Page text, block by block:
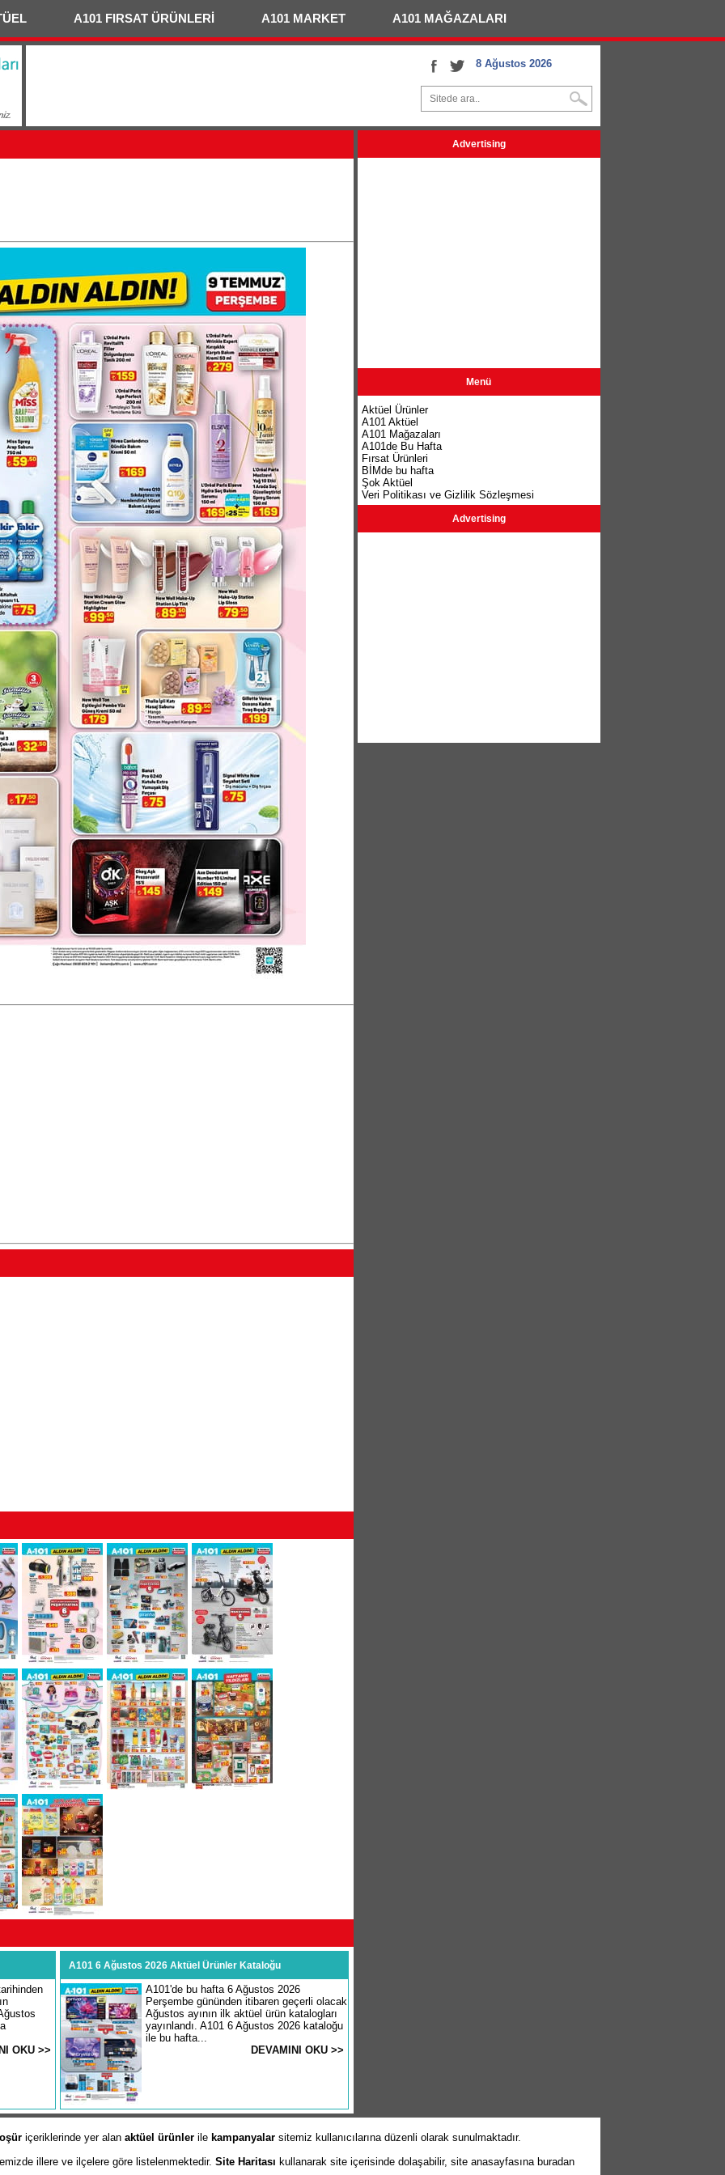
A101 FIRSAT ÜRÜNLERİ A101 MARKET A101 MAĞAZALARI
8 Ağustos 2026
OKU >>
A101 6 Ağustos 2026 Aktüel Ürünler Kataloğu
A101'de bu hafta 6 Ağustos 2026
Perşembe gününden itibaren geçerli olacak
Ağustos ayının ilk aktüel ürün katalogları
yayınlandı. A101 6 Ağustos 2026 kataloğu
ile bu hafta...
DEVAMINI OKU >>
Advertising
Menü
Aktüel Ürünler
A101 Aktüel
A101 Mağazaları
A101de Bu Hafta
Fırsat Ürünleri
BİMde bu hafta
Şok Aktüel
Veri Politikası ve Gizlilik Sözleşmesi
Advertising
içeriklerinde yer alan aktüel ürünlerile kampanyalarsitemiz kullanıcılarına düzenli olarak sunulmaktadır.
illere ve ilçelere göre listelenmektedir. Site Haritası kullanarak site içerisinde dolaşabilir, site anasayfasına buradan